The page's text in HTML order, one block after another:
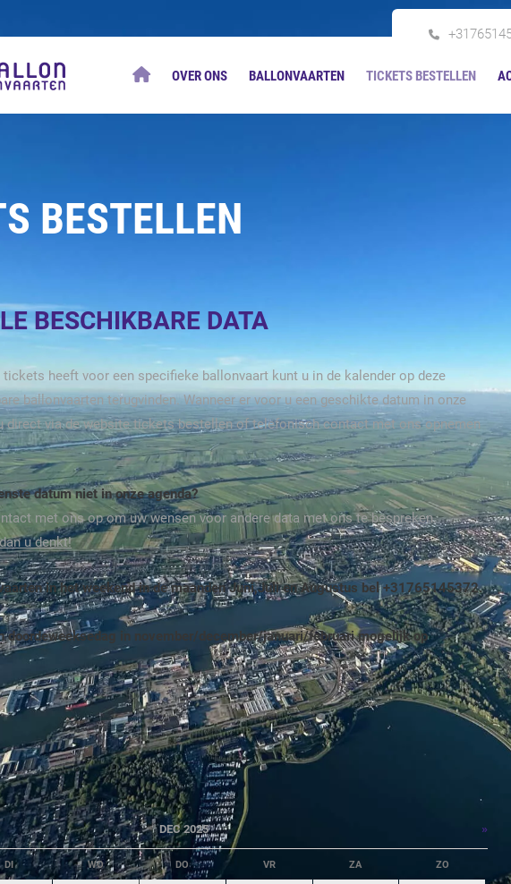
OVER ONS BALLONVAARTEN TICKETS BESTELLEN
BESTELLEN
BESCHIKBARE DATA
tickets heeft voor een specifieke ballonvaart kunt u in de kalender op deze
ballonvaarten terugvinden. Wanneer er voor u een geschikte datum in onze
direct via de website tickets bestellen of telefonisch contact met ons opnemen
datum niet in onze agenda?
met ons op om uw wensen voor andere data met ons te bespreken.
u denkt!
in het weekend in de maanden Juni,Juli en Augustus bel +31765145372.
doordeweeksedag in november/december/januari/februari mogelijk op
DEC 2025 »
DI WO DO VR ZA ZO